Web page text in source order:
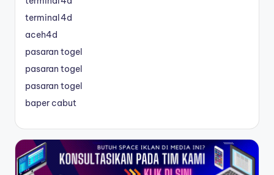
terminal4d
aceh4d
pasaran togel
pasaran togel
pasaran togel
baper cabut